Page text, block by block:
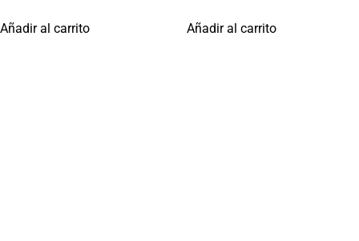
Añadir al carrito Añadir al carrito